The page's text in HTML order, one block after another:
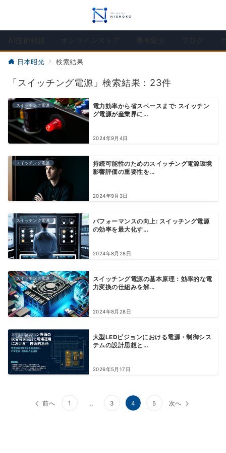
AI技術相談 オンラインストア 事例紹介 ブログ
日本昭光 検索結果
「スイッチング電源」検索結果：23件
スイッチング電源
電力効率から省スペースまで: スイッチン
グ電源が産業界に...
2024年9月4日
スイッチング電源
持続可能性のためのスイッチング電源環境
影響評価の重要性を...
2024年9月3日
スイッチング電源
パフォーマンスの向上: スイッチング電源
の効率を最大化す...
2024年8月28日
スイッチング電源
スイッチング電源の基本原理：効率的な電
力変換の仕組みを解...
2024年8月28日
設計思想
大型LEDビジョンにおける電源・制御シス
テムの設計思想と...
2026年5月17日
前へ 1 … 3 4 5 次へ